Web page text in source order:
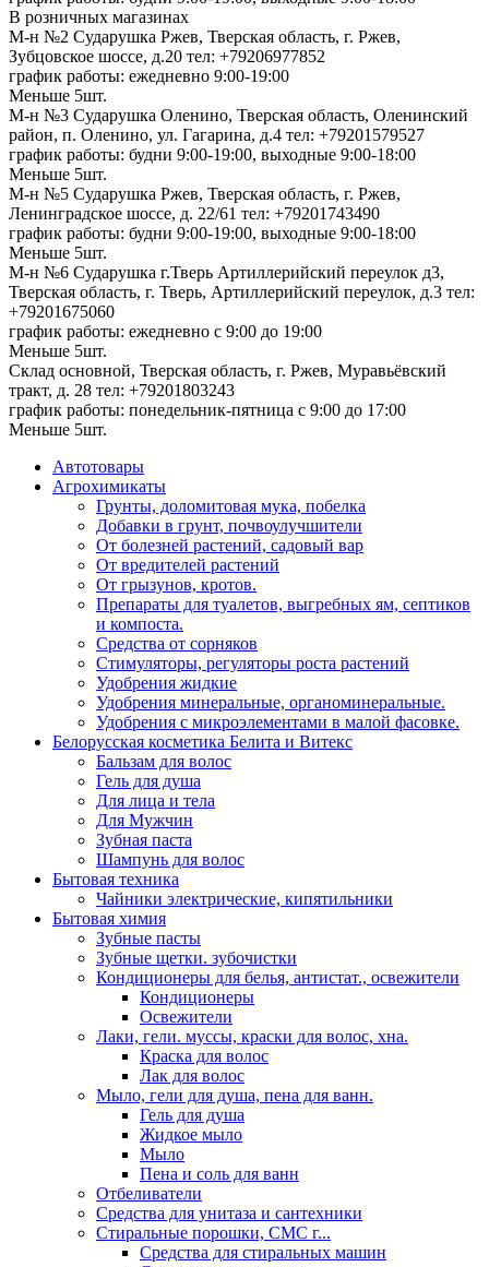
В розничных магазинах
М-н №2 Cударушка Ржев, Тверская область, г. Ржев,
Зубцовское шоссе, д.20 тел: +79206977852
график работы: ежедневно 9:00-19:00
Меньше 5шт.
М-н №3 Сударушка Оленино, Тверская область, Оленинский
район, п. Оленино, ул. Гагарина, д.4 тел: +79201579527
график работы: будни 9:00-19:00, выходные 9:00-18:00
Меньше 5шт.
М-н №5 Сударушка Ржев, Тверская область, г. Ржев,
Ленинградское шоссе, д. 22/61 тел: +79201743490
график работы: будни 9:00-19:00, выходные 9:00-18:00
Меньше 5шт.
М-н №6 Сударушка г.Тверь Артиллерийский переулок д3,
Тверская область, г. Тверь, Артиллерийский переулок, д.3 тел:
+79201675060
график работы: ежедневно с 9:00 до 19:00
Меньше 5шт.
Склад основной, Тверская область, г. Ржев, Муравьёвский
тракт, д. 28 тел: +79201803243
график работы: понедельник-пятница с 9:00 до 17:00
Меньше 5шт.
Автотовары
Агрохимикаты
Грунты, доломитовая мука, побелка
Добавки в грунт, почвоулучшители
От болезней растений, садовый вар
От вредителей растений
От грызунов, кротов.
Препараты для туалетов, выгребных ям, септиков
и компоста.
Средства от сорняков
Стимуляторы, регуляторы роста растений
Удобрения жидкие
Удобрения минеральные, органоминеральные.
Удобрения с микроэлементами в малой фасовке.
Белорусская косметика Белита и Витекс
Бальзам для волос
Гель для душа
Для лица и тела
Для Мужчин
Зубная паста
Шампунь для волос
Бытовая техника
Чайники электрические, кипятильники
Бытовая химия
Зубные пасты
Зубные щетки. зубочистки
Кондиционеры для белья, антистат., освежители
Кондиционеры
Освежители
Лаки, гели. муссы, краски для волос, хна.
Краска для волос
Лак для волос
Мыло, гели для душа, пена для ванн.
Гель для душа
Жидкое мыло
Мыло
Пена и соль для ванн
Отбеливатели
Средства для унитаза и сантехники
Стиральные порошки, СМС г...
Средства для стиральных машин